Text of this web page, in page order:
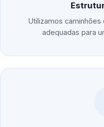
Utilizamos
adequadas para